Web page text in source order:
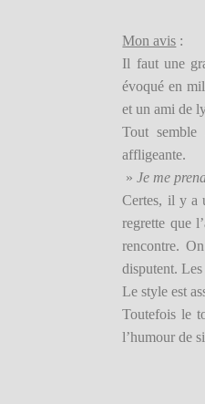
Mon avis :
Il faut une
évoqué en
et un ami de
Tout semble
affligeante.
»Je me
Certes, il y a
regrette que
rencontre.
disputent.
Le style est
Toutefois le
l’humour de